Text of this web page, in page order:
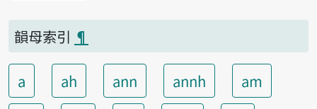
韻母索引 ¶
a ah ann annh
am